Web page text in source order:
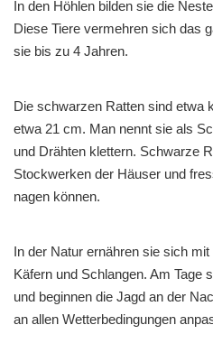
In den Höhlen bilden sie die
Diese Tiere vermehren sich das
sie bis zu 4 Jahren.
Die schwarzen Ratten sind etwa
etwa 21 cm. Man nennt sie als
und Drähten klettern. Schwarze
Stockwerken der Häuser und
nagen können.
In der Natur ernähren sie sich
Käfern und Schlangen. Am Tage
und beginnen die Jagd an der
an allen Wetterbedingungen